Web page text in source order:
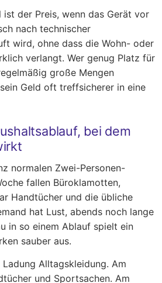
ist der Preis, wenn das Gerät vor
nach technischer
wird, ohne dass die Wohn- oder
verlangt. Wer genug Platz für
große Mengen
Geld oft treffsicherer in eine
bei dem
normalen Zwei-Personen-
fallen Büroklamotten,
Handtücher und die übliche
hat Lust, abends noch lange
in so einem Ablauf spielt ein
sauber aus.
Alltagskleidung. Am
und Sportsachen. Am